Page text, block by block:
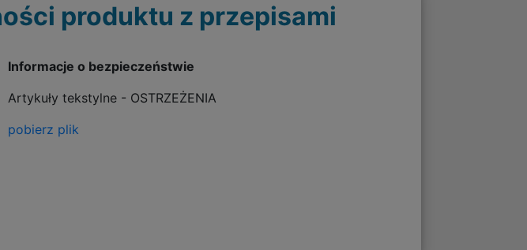
produktu z przepisami
Informacje o bezpieczeństwie
Artykuły tekstylne - OSTRZEŻENIA
pobierz plik